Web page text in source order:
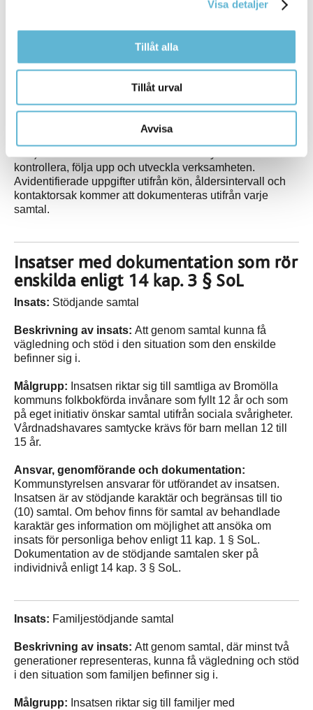
Visa detaljer
Tillåt alla
Tillåt urval
Avvisa
Målgrupp:Individer folkbokförda i Bromölla kommun.
Kommunstyrelsen ansvarar för utförandet av insatsen.
Tema för samtalsgrupperna utgår utifrån verksamhetens
Samtalsgrupp initieras först efter att åtta (8) individer
önskar gruppsamtal utifrån temat. Insatsen är undantagen
kontrollera, följa upp och utveckla verksamheten.
Avidentifierade uppgifter utifrån kön, åldersintervall och
kontaktorsak kommer att dokumenteras utifrån varje
samtal.
Insatser med dokumentation som rör
enskilda enligt 14 kap. 3 § SoL
Insats: Stödjande samtal
Beskrivning av insats: Att genom samtal kunna få
vägledning och stöd i den situation som den enskilde
befinner sig i.
Målgrupp: Insatsen riktar sig till samtliga av Bromölla
kommuns folkbokförda invånare som fyllt 12 år och som
på eget initiativ önskar samtal utifrån sociala svårigheter.
Vårdnadshavares samtycke krävs för barn mellan 12 till
15 år.
Ansvar, genomförande och dokumentation:
Kommunstyrelsen ansvarar för utförandet av insatsen.
Insatsen är av stödjande karaktär och begränsas till tio
(10) samtal. Om behov finns för samtal av behandlade
karaktär ges information om möjlighet att ansöka om
insats för personliga behov enligt 11 kap. 1 § SoL.
Dokumentation av de stödjande samtalen sker på
individnivå enligt 14 kap. 3 § SoL.
Insats: Familjestödjande samtal
Beskrivning av insats: Att genom samtal, där minst två
generationer representeras, kunna få vägledning och stöd
i den situation som familjen befinner sig i.
Målgrupp: Insatsen riktar sig till familjer med